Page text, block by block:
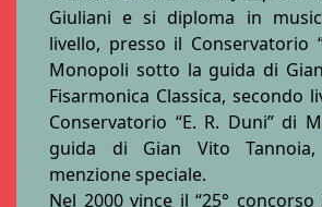
Giuliani e si diploma in
livello, presso il Conservatorio
Monopoli sotto la guida di
Fisarmonica Classica, secondo
Conservatorio “E. R. Duni” di
guida di Gian Vito
menzione speciale.
Nel 2000 vince il “25°